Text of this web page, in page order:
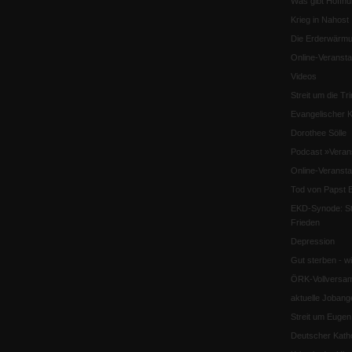
Krieg in Nahost
Die
Online-
Videos
Streit um die
Evangelischer
Dorothee Sölle
Podcast
Online-
Tod von Papst
EKD-Synode:
Frieden
Depression
Gut sterben -
ÖRK-
aktuelle
Streit um
Deutscher